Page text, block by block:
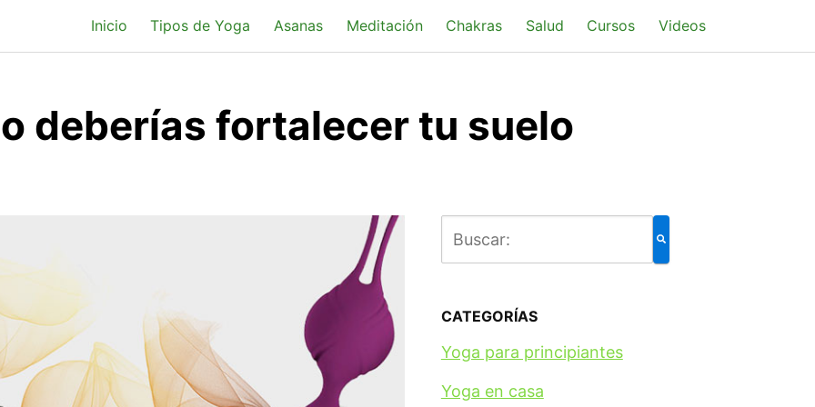
Inicio Tipos de Yoga Asanas Meditación Chakras Salud Cursos Videos
deberías fortalecer tu suelo
CATEGORÍAS
Yoga para principiantes
Yoga en casa